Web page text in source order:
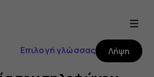
Επιλογή γλώσσας Λήψη